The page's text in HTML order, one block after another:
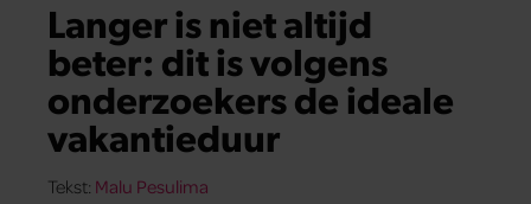
Langer is niet altijd
beter: dit is volgens
onderzoekers de ideale
vakantieduur
Tekst: Malu Pesulima